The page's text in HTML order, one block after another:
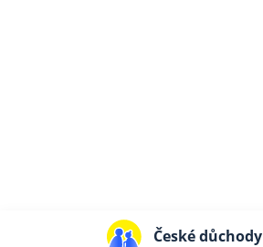
České důchody